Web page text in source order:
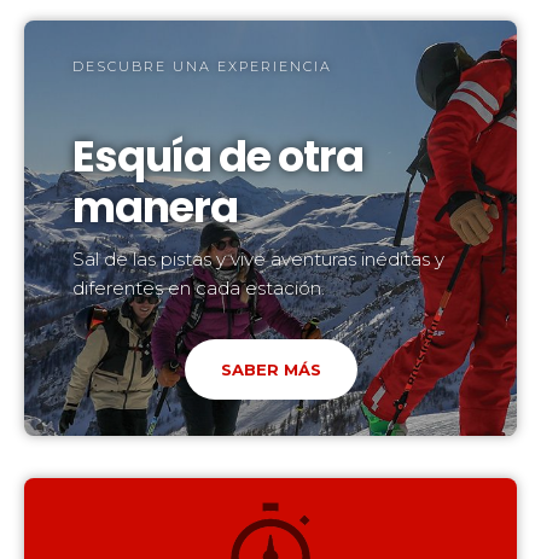
DESCUBRE UNA EXPERIENCIA
Esquía de otra
manera
Sal de las pistas y vive aventuras inéditas y
diferentes en cada estación.
SABER MÁS